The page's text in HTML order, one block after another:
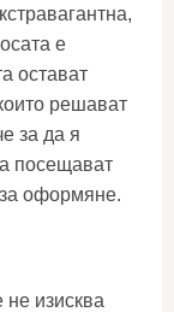
е
остават
решават
за да я
посещават
оформяне.
не изисква